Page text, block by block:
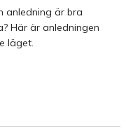
anledning är bra
Här är anledningen
läget.